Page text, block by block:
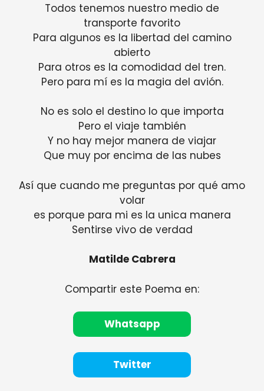
Todos tenemos nuestro medio de
transporte favorito
Para algunos es la libertad del camino
abierto
Para otros es la comodidad del tren.
Pero para mí es la magia del avión.
No es solo el destino lo que importa
Pero el viaje también
Y no hay mejor manera de viajar
Que muy por encima de las nubes
Así que cuando me preguntas por qué amo
volar
es porque para mi es la unica manera
Sentirse vivo de verdad
Matilde Cabrera
Compartir este Poema en:
Whatsapp
Twitter